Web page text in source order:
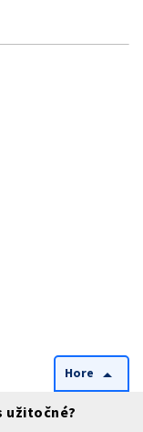
Hore arrow_drop_up
užitočné?